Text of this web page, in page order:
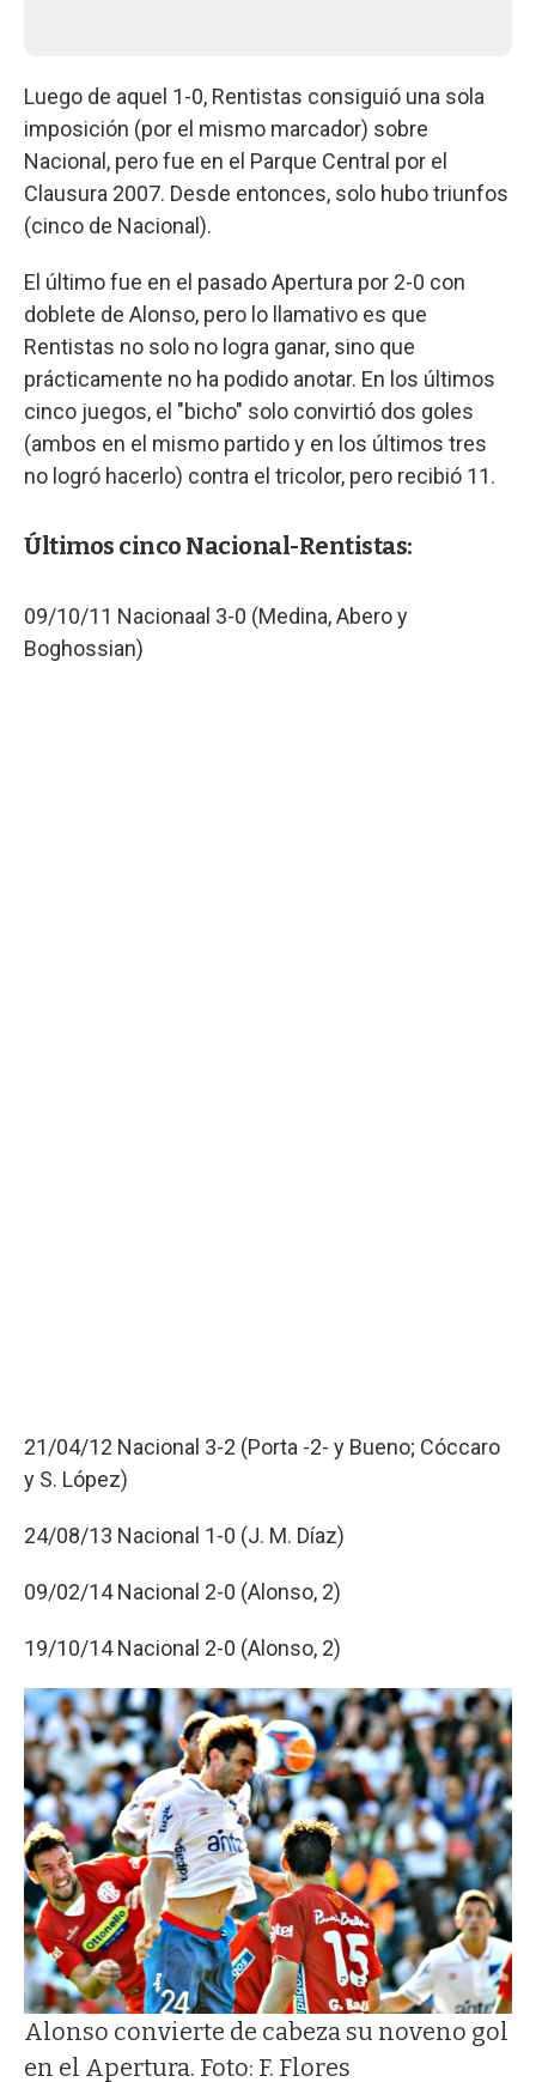
Luego de aquel 1-0, Rentistas consiguió una sola
imposición (por el mismo marcador) sobre
Nacional, pero fue en el Parque Central por el
Clausura 2007. Desde entonces, solo hubo triunfos
(cinco de Nacional).
El último fue en el pasado Apertura por 2-0 con
doblete de Alonso, pero lo llamativo es que
Rentistas no solo no logra ganar, sino que
prácticamente no ha podido anotar. En los últimos
cinco juegos, el "bicho" solo convirtió dos goles
(ambos en el mismo partido y en los últimos tres
no logró hacerlo) contra el tricolor, pero recibió 11.
Últimos cinco Nacional-Rentistas:
09/10/11 Nacionaal 3-0 (Medina, Abero y
Boghossian)
21/04/12 Nacional 3-2 (Porta -2- y Bueno; Cóccaro
y S. López)
24/08/13 Nacional 1-0 (J. M. Díaz)
09/02/14 Nacional 2-0 (Alonso, 2)
19/10/14 Nacional 2-0 (Alonso, 2)
Alonso convierte de cabeza su noveno gol
en el Apertura. Foto: F. Flores